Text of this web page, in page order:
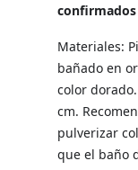
Materiales:
bañado en
color
cm.
pulverizar
que el baño